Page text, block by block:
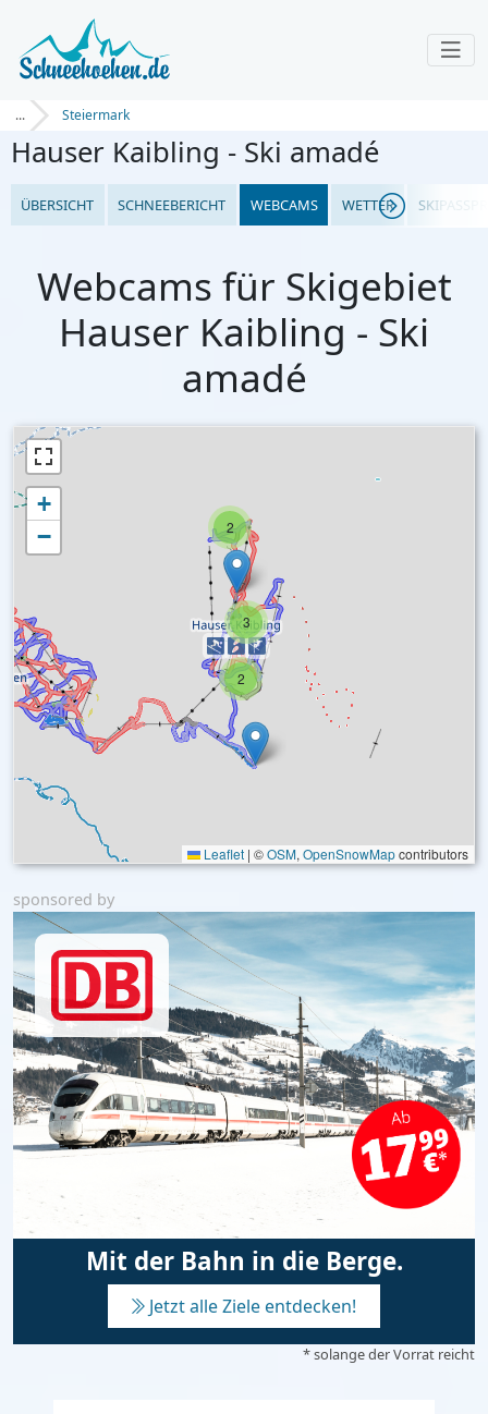
... Steiermark
Hauser Kaibling - Ski amadé
ÜBERSICHT SCHNEEBERICHT WEBCAMS WETTER
Webcams für Skigebiet
Hauser Kaibling - Ski
amadé
2
2
3
+
−
Leaflet | ©OSM, OpenSnowMapcontributors
sponsored by
Mit der Bahn in die Berge.
Jetzt alle Ziele entdecken!
* solange der Vorrat reicht